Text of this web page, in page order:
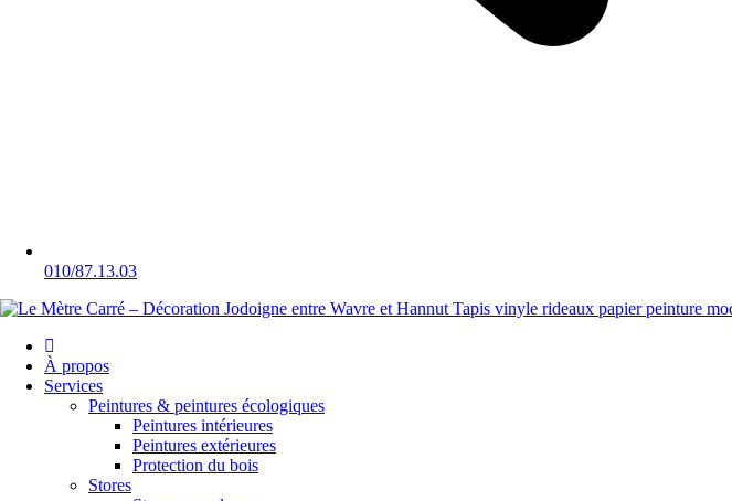
010/87.13.03
À propos
Services
Peintures & peintures écologiques
Peintures intérieures
Peintures extérieures
Protection du bois
Stores